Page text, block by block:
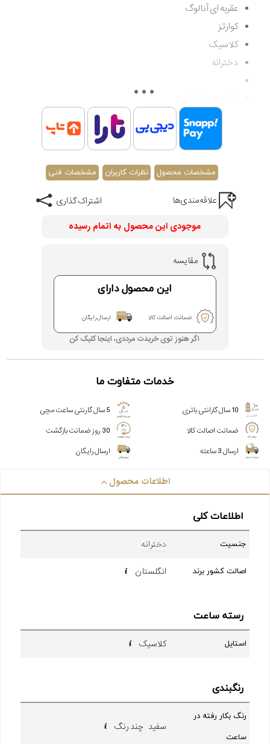
عقربه ای آنالوگ
کوارتز
کلاسیک
دخترانه
اصالت کشور انگلستان
گارانتی مادام العمر اصالت کالا
مشخصات محصول نظرات کاربران مشخصات فنی
اشتراک گذاری
علاقه‌مندی‌ها
موجودی این محصول به اتمام رسیده
مقایسه
این محصول دارای
ضمانت اصالت کالا ارسال رایگان
اگر هنوز توی خریدت مرددی، اینجا کلیک کن
خدمات متفاوت ما
10 سال گارانتی باتری
5 سال گارنتی ساعت مچی
ضمانت اصالت کالا
30 روز ضمانت بازگشت
ارسال 3 ساعته
ارسال رایگان
اطلاعات محصول
اطلاعات کلی
جنسیت دخترانه
اصالت کشور برند انگلستان
رسته ساعت
استایل کلاسیک
رنگبندی
رنگ بکار رفته در
ساعت
سفید چند رنگ